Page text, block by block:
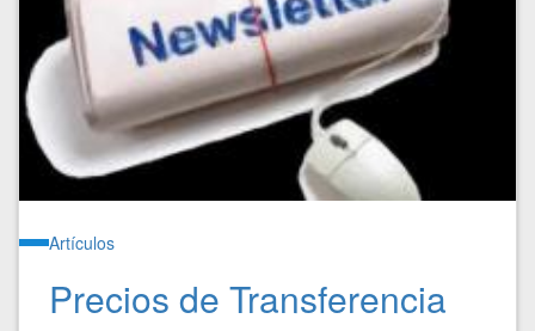
Artículos
Precios de Transferencia